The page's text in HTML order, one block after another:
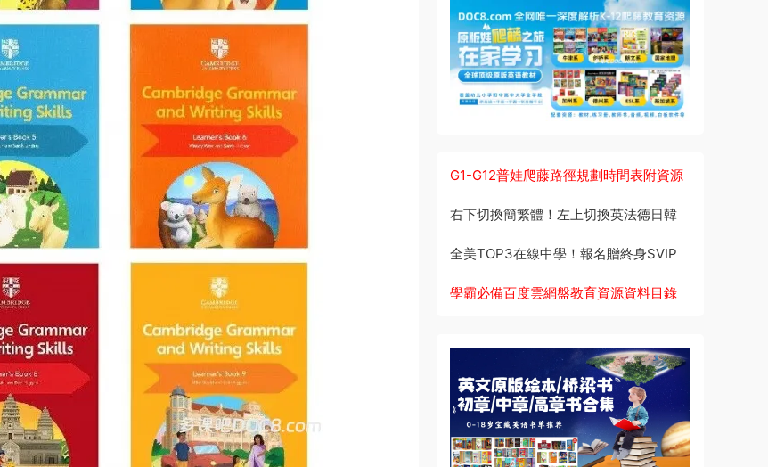
G1-G12普娃爬藤路徑規劃時間表附資源
右下切換簡繁體！左上切換英法德日韓
全美TOP3在線中學！報名贈終身SVIP
學霸必備百度雲網盤教育資源資料目錄